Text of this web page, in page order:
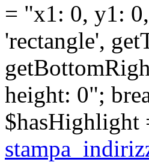
= "x1: 0, y1:
'rectangle',
height: 0";
$hasHighlight